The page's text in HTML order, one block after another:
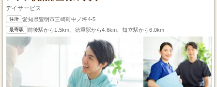
デイサービス
住所 愛知県豊明市三崎町中ノ坪4-5
最寄駅 前後駅から1.5km、徳重駅から4.6km、知立駅から6.0km